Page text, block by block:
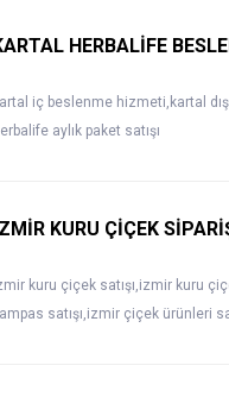
HERBALİFE
iç beslenme hizmeti,kartal
aylık paket satışı
KURU ÇİÇEK
kuru çiçek satışı,izmir kuru
satışı,izmir çiçek ürünleri